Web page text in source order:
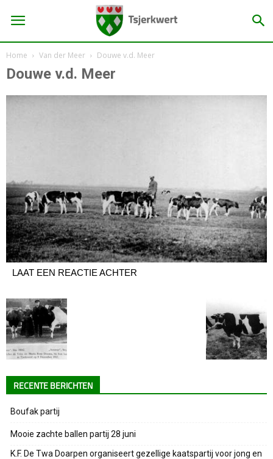
Home Van der Meer Douwe v.d. Meer
Douwe v.d. Meer
LAAT EEN REACTIE ACHTER
RECENTE BERICHTEN
Boufak partij
Mooie zachte ballen partij 28 juni
K.F. De Twa Doarpen organiseert gezellige kaatspartij voor jong en